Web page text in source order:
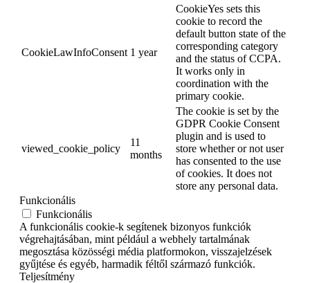
CookieLawInfoConsent 1 year
CookieYes sets this
cookie to record the
default button state of the
corresponding category
and the status of CCPA.
It works only in
coordination with the
primary cookie.
viewed_cookie_policy
11
months
The cookie is set by the
GDPR Cookie Consent
plugin and is used to
store whether or not user
has consented to the use
of cookies. It does not
store any personal data.
Funkcionális
Funkcionális
A funkcionális cookie-k segítenek bizonyos funkciók
végrehajtásában, mint például a webhely tartalmának
megosztása közösségi média platformokon, visszajelzések
gyűjtése és egyéb, harmadik féltől származó funkciók.
Teljesítmény